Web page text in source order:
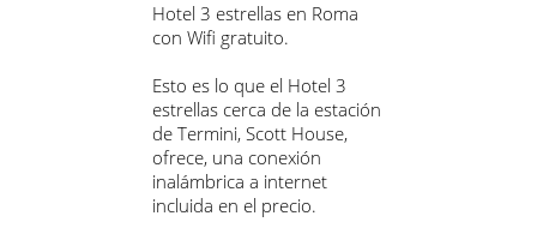
Hotel 3 estrellas en Roma
con Wifi gratuito.
Esto es lo que el Hotel 3
estrellas cerca de la estación
de Termini, Scott House,
ofrece, una conexión
inalámbrica a internet
incluida en el precio.